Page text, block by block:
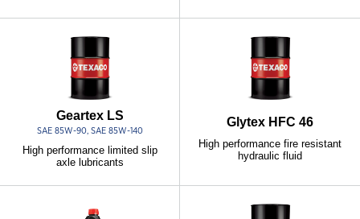
Geartex LS
SAE 85W-90, SAE 85W-140
High performance limited slip
axle lubricants
Glytex HFC 46
High performance fire resistant
hydraulic fluid